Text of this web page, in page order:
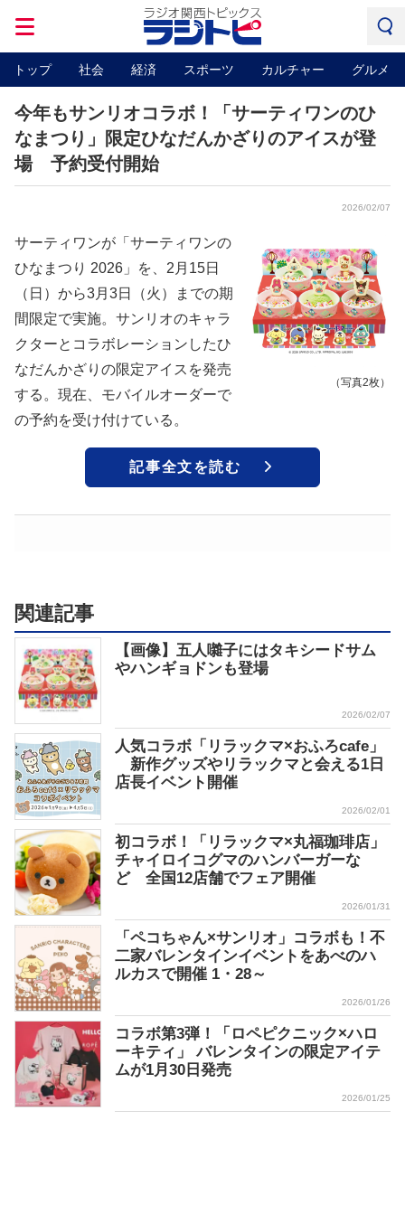
トップ 社会 経済 スポーツ カルチャー グルメ
今年もサンリオコラボ！「サーティワンのひ
なまつり」限定ひなだんかざりのアイスが登
場 予約受付開始
2026/02/07
（写真2枚）
サーティワンが「サーティワンの
ひなまつり 2026」を、2月15日
（日）から3月3日（火）までの期
間限定で実施。サンリオのキャラ
クターとコラボレーションしたひ
なだんかざりの限定アイスを発売
する。現在、モバイルオーダーで
の予約を受け付けている。
記事全文を読む
関連記事
【画像】五人囃子にはタキシードサム
やハンギョドンも登場
2026/02/07
人気コラボ「リラックマ×おふろcafe」
新作グッズやリラックマと会える1日
店長イベント開催
2026/02/01
初コラボ！「リラックマ×丸福珈琲店」
チャイロイコグマのハンバーガーな
ど 全国12店舗でフェア開催
2026/01/31
「ペコちゃん×サンリオ」コラボも！不
二家バレンタインイベントをあべのハ
ルカスで開催 1・28～
2026/01/26
コラボ第3弾！「ロペピクニック×ハロ
ーキティ」 バレンタインの限定アイテ
ムが1月30日発売
2026/01/25